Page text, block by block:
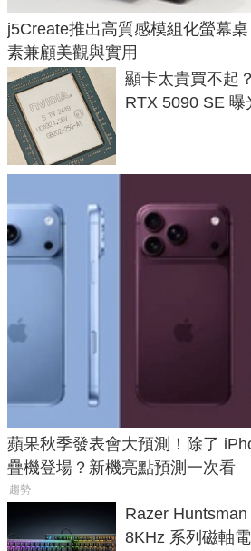
j5Create推出高質感模組化螢幕
素兼顧美觀與實用
顯卡太貴買不起
RTX 5090 SE 曝
蘋果秋季發表會大預測！除了
疊機登場？新機亮點預測一次看
趨勢
Razer
8KHz 系列磁軸